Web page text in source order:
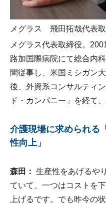
メグラス 飛田拓哉代表
メグラス代表取締役。
路加国際病院にて総合内
間従事し、米国ミシガン
後、外資系コンサルティ
ド・カンパニー」を経て
介護現場に求められる
性向上」
森田： 生産性をあげるや
ていて、一つはコストを
上げるです。でも昨今の